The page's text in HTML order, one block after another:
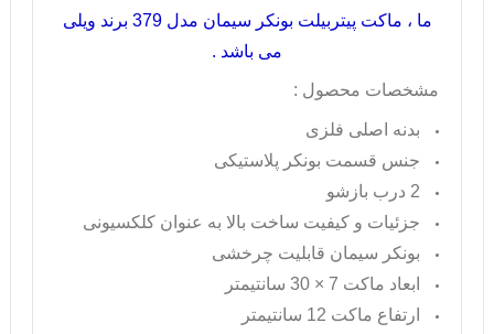
ما ، ماکت پیتربیلت بونکر سیمان مدل 379 برند ویلی
می باشد .
مشخصات محصول :
بدنه اصلی فلزی
جنس قسمت بونکر پلاستیکی
2 درب بازشو
جزئیات و کیفیت ساخت بالا به عنوان کلکسیونی
بونکر سیمان قابلیت چرخشی
ابعاد ماکت 7 × 30 سانتیمتر
ارتفاع ماکت 12 سانتیمتر